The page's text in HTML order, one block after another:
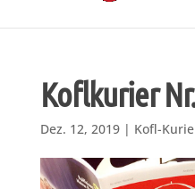
Koflkurier
Dez. 12, 2019| Kofl-